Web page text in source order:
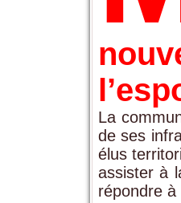
La
de ses
élus
assister à
répondre